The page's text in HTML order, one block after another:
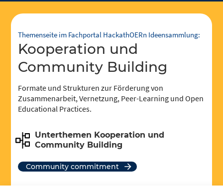
Themenseite im Fachportal HackathOERn Ideensammlung:
Kooperation und
Community Building
Formate und Strukturen zur Förderung von
Zusammenarbeit, Vernetzung, Peer-Learning und Open
Educational Practices.
Unterthemen Kooperation und
Community Building
Community commitment